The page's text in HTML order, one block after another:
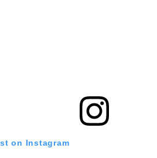
on Instagram